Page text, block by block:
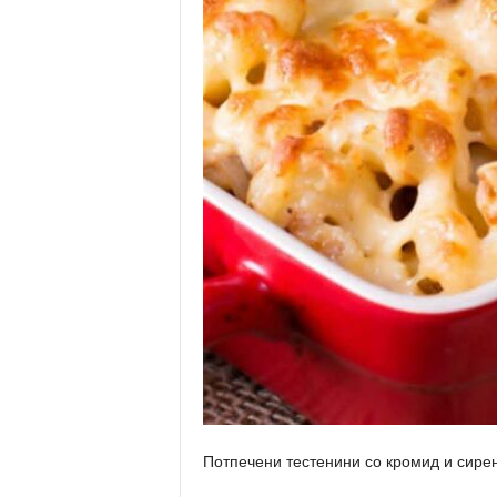
Потпечени тестенини со кромид и